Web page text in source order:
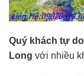
Quý khách tự
Long với nhiều